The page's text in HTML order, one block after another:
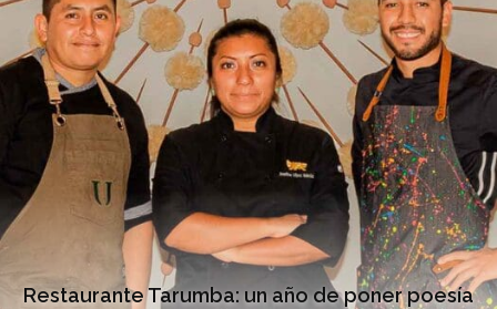
Restaurante Tarumba: un año de poner poesía